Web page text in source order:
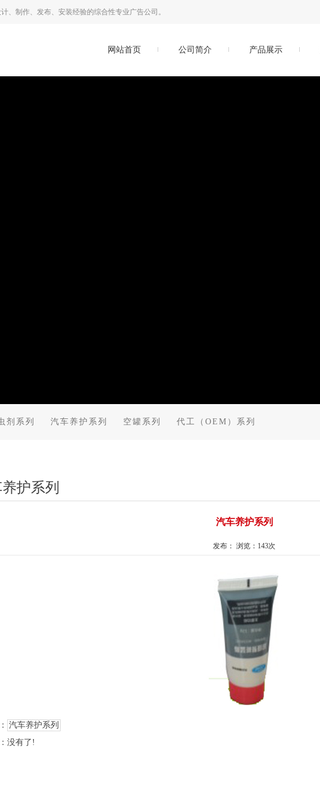
、制作、发布、安装经验的综合性专业广告公司。
网站首页 公司简介 产品展示
剂系列 汽车养护系列 空罐系列 代工（OEM）系列
护系列
汽车养护系列
发布： 浏览： 143次
汽车养护系列
没有了!